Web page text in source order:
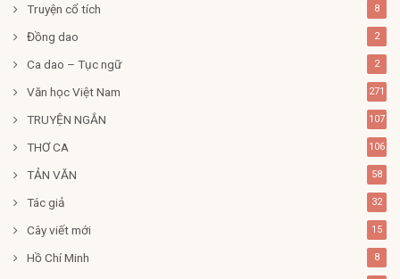
Truyện cổ tích 8
Đồng dao 2
Ca dao – Tục ngữ 2
Văn học Việt Nam 271
TRUYỆN NGẮN 107
THƠ CA 106
TẢN VĂN 58
Tác giả 32
Cây viết mới 15
Hồ Chí Minh 8